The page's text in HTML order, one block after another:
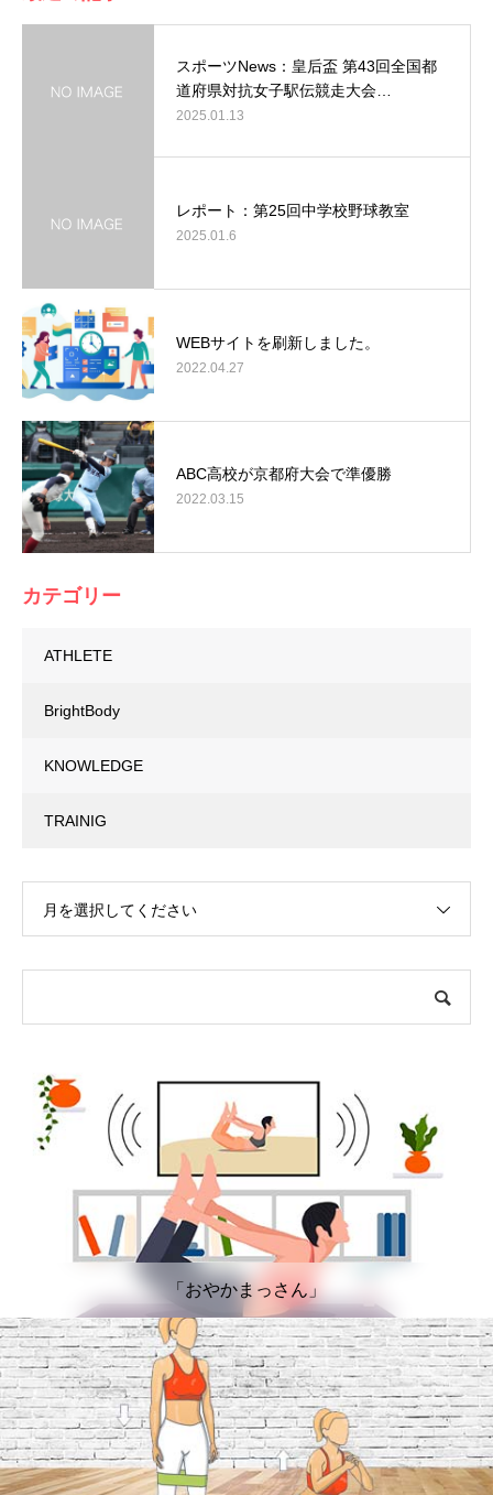
スポーツNews：皇后盃 第43回全国都
道府県対抗女子駅伝競走大会…
2025.01.13
レポート：第25回中学校野球教室
2025.01.6
WEBサイトを刷新しました。
2022.04.27
ABC高校が京都府大会で準優勝
2022.03.15
カテゴリー
ATHLETE
BrightBody
KNOWLEDGE
TRAINIG
月を選択してください
「おやかまっさん」